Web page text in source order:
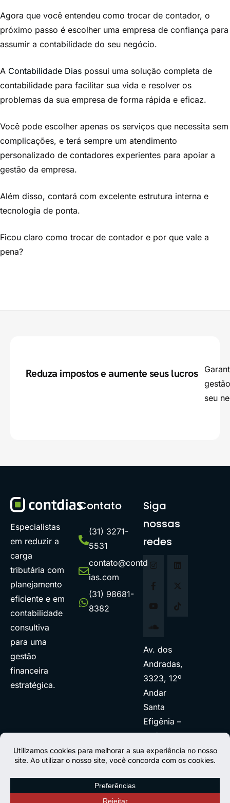
Agora que você entendeu como trocar de contador, o
próximo passo é escolher uma empresa de confiança para
assumir a contabilidade do seu negócio.
A Contabilidade Dias possui uma solução completa de
contabilidade para facilitar sua vida e resolver os
problemas da sua empresa de forma rápida e eficaz.
Você pode escolher apenas os serviços que necessita sem
complicações, e terá sempre um atendimento
personalizado de contadores experientes para apoiar a
gestão da empresa.
Além disso, contará com excelente estrutura interna e
tecnologia de ponta.
Ficou claro como trocar de contador e por que vale a
pena?
Reduza impostos e aumente seus lucros
seu
Especialistas
em reduzir a
carga
tributária com
planejamento
eficiente e em
contabilidade
consultiva
para uma
gestão
financeira
estratégica.
Contato
(31) 3271-
5531
contato@contd
ias.com
(31) 98681-
8382
Siga
nossas
redes
Av. dos
Andradas,
3323, 12º
Andar
Santa
Efigênia –
BH/MG.
Como
chegar